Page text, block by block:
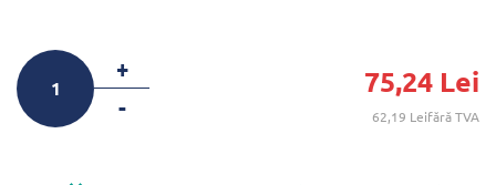
+
-
75,24 Lei
62,19 Leifără TVA